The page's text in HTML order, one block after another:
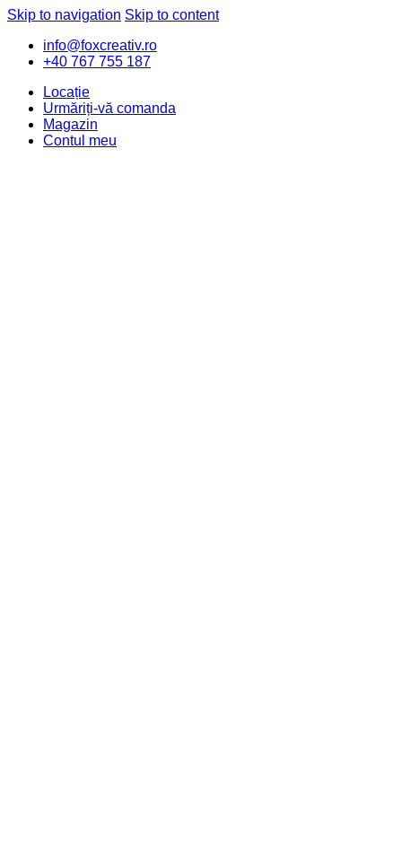
Skip to navigation Skip to content
info@foxcreativ.ro
+40 767 755 187
Locație
Urmăriți-vă comanda
Magazin
Contul meu